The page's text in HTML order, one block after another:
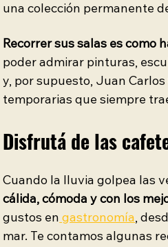
una colección permanente
Recorrer sus salas es como
poder admirar pinturas,
y, por supuesto, Juan
temporarias que siempre
Disfrutá de las
Cuando la lluvia golpea las
cálida, cómoda y con los
gustos en gastronomía,
mar. Te contamos algunas